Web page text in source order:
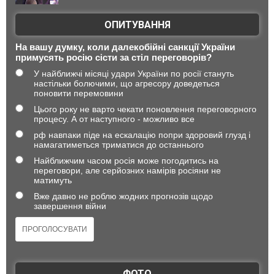
ОПИТУВАННЯ
На вашу думку, коли далекобійні санкції України
примусять росію сісти за стіл переговорів?
У найближчі місяці удари України по росії стануть
настільки болючими, що агресору доведеться
поновити перемовини
Цього року не варто чекати поновлення переговорного
процесу. А от наступного - можливо все
рф навпаки піде на ескалацію попри здоровий глузд і
намагатиметься триматися до останнього
Найближчим часом росія може погодитись на
переговори, але серйозних намірів росіяни не
матимуть
Вже давно не роблю жодних прогнозів щодо
завершення війни